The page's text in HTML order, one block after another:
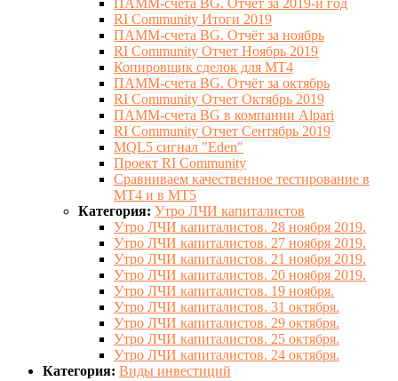
RI Community Итоги 2019
ПАММ-счета BG. Отчёт за ноябрь
RI Community Отчет Ноябрь 2019
Копировщик сделок для МТ4
ПАММ-счета BG. Отчёт за октябрь
RI Community Отчет Октябрь 2019
ПАММ-счета BG в компании Alpari
RI Community Отчет Сентябрь 2019
MQL5 сигнал "Eden"
Проект RI Community
Сравниваем качественное тестирование в
МТ4 и в МТ5
Категория: Утро ЛЧИ капиталистов
Утро ЛЧИ капиталистов. 28 ноября 2019.
Утро ЛЧИ капиталистов. 27 ноября 2019.
Утро ЛЧИ капиталистов. 21 ноября 2019.
Утро ЛЧИ капиталистов. 20 ноября 2019.
Утро ЛЧИ капиталистов. 19 ноября.
Утро ЛЧИ капиталистов. 31 октября.
Утро ЛЧИ капиталистов. 29 октября.
Утро ЛЧИ капиталистов. 25 октября.
Утро ЛЧИ капиталистов. 24 октября.
Категория: Виды инвестиций